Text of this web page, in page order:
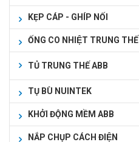
KẸP CÁP - GHÍP NỐI
ỐNG CO NHIỆT TRUNG THẾ
TỦ TRUNG THẾ ABB
TỤ BÙ NUINTEK
KHỞI ĐỘNG MỀM ABB
NẮP CHỤP CÁCH ĐIỆN